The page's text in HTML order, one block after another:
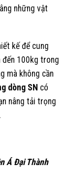
những vật
kế để cung
đến 100kg trong
mà không cần
dòng SN có
nâng tải trọng
Á Đại Thành